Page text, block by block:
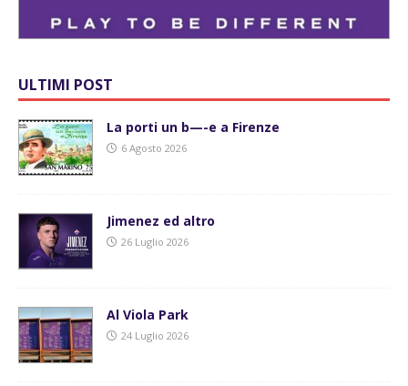
ULTIMI POST
La porti un b—-e a Firenze
6 Agosto 2026
Jimenez ed altro
26 Luglio 2026
Al Viola Park
24 Luglio 2026